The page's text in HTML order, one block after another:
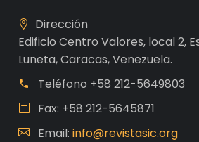
Dirección
Edificio Centro Valores, local 2,
Luneta, Caracas, Venezuela.
Teléfono +58 212-5649803
Fax: +58 212-5645871
Email: info@revistasic.org